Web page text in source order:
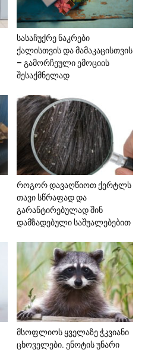
სასაჩუქრე ნაკრები
ქალისთვის და მამაკაცისთვის
– გამორჩეული ემოციის
შესაქმნელად
როგორ დავაღწიოთ ქერტლს
თავი სწრაფად და
გარანტირებულად შინ
დამზადებული საშუალებებით
მსოფლიოს ყველაზე ჭკვიანი
ცხოველები. ენოტის უნარი